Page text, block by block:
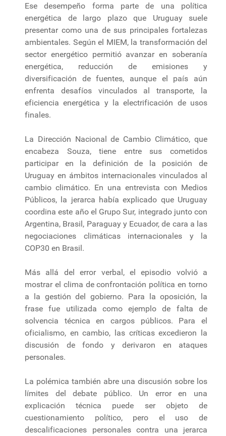
Ese desempeño forma parte de una política
energética de largo plazo que Uruguay suele
presentar como una de sus principales fortalezas
ambientales. Según el MIEM, la transformación del
sector energético permitió avanzar en soberanía
energética, reducción de emisiones y
diversificación de fuentes, aunque el país aún
enfrenta desafíos vinculados al transporte, la
eficiencia energética y la electrificación de usos
finales.
La Dirección Nacional de Cambio Climático, que
encabeza Souza, tiene entre sus cometidos
participar en la definición de la posición de
Uruguay en ámbitos internacionales vinculados al
cambio climático. En una entrevista con Medios
Públicos, la jerarca había explicado que Uruguay
coordina este año el Grupo Sur, integrado junto con
Argentina, Brasil, Paraguay y Ecuador, de cara a las
negociaciones climáticas internacionales y la
COP30 en Brasil.
Más allá del error verbal, el episodio volvió a
mostrar el clima de confrontación política en torno
a la gestión del gobierno. Para la oposición, la
frase fue utilizada como ejemplo de falta de
solvencia técnica en cargos públicos. Para el
oficialismo, en cambio, las críticas excedieron la
discusión de fondo y derivaron en ataques
personales.
La polémica también abre una discusión sobre los
límites del debate público. Un error en una
explicación técnica puede ser objeto de
cuestionamiento político, pero el uso de
descalificaciones personales contra una jerarca